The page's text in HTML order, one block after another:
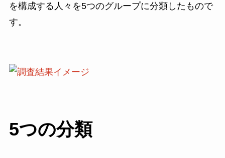
を構成する人々を5つのグループに分類したもので
す。
5つの分類